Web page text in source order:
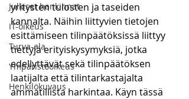
Julkiset hankinnat
IT-oikeus
Turva-ala
Ympäristöoikeus
Henkilökuvaus
yritysten tulosten ja taseiden
kannalta. Näihin liittyvien tietojen
esittämiseen tilinpäätöksissä liittyy
tiettyjä erityiskysymyksiä, jotka
edellyttävät sekä tilinpäätöksen
laatijalta että tilintarkastajalta
ammatillista harkintaa. Käyn tässä